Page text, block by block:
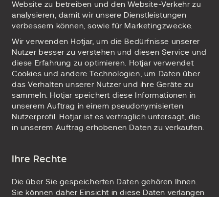
Website zu betreiben und den Website-Verkehr zu
analysieren, damit wir unsere Dienstleistungen
verbessern können, sowie für Marketingzwecke.
Wir verwenden Hotjar, um die Bedürfnisse unserer
Nutzer besser zu verstehen und diesen Service und
diese Erfahrung zu optimieren. Hotjar verwendet
Cookies und andere Technologien, um Daten über
das Verhalten unserer Nutzer und ihre Geräte zu
sammeln. Hotjar speichert diese Informationen in
unserem Auftrag in einem pseudonymisierten
Nutzerprofil. Hotjar ist es vertraglich untersagt, die
in unserem Auftrag erhobenen Daten zu verkaufen.
Ihre Rechte
Die über Sie gespeicherten Daten gehören Ihnen.
Sie können daher Einsicht in diese Daten verlangen